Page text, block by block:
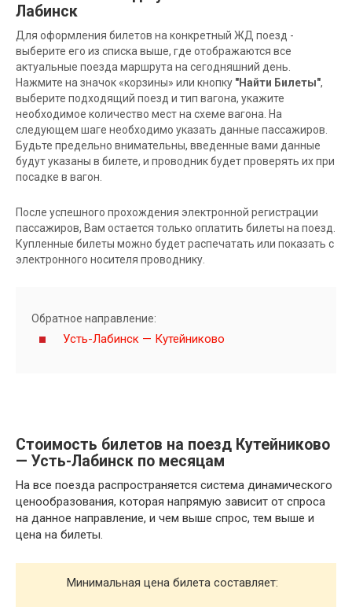
Лабинск
Для оформления билетов на конкретный ЖД поезд -
выберите его из списка выше, где отображаются все
актуальные поезда маршрута на сегодняшний день.
Нажмите на значок «корзины» или кнопку "Найти Билеты",
выберите подходящий поезд и тип вагона, укажите
необходимое количество мест на схеме вагона. На
следующем шаге необходимо указать данные пассажиров.
Будьте предельно внимательны, введенные вами данные
будут указаны в билете, и проводник будет проверять их при
посадке в вагон.
После успешного прохождения электронной регистрации
пассажиров, Вам остается только оплатить билеты на поезд.
Купленные билеты можно будет распечатать или показать с
электронного носителя проводнику.
Обратное направление:
Усть-Лабинск — Кутейниково
Стоимость билетов на поезд Кутейниково
— Усть-Лабинск по месяцам
На все поезда распространяется система динамического
ценообразования, которая напрямую зависит от спроса
на данное направление, и чем выше спрос, тем выше и
цена на билеты.
Минимальная цена билета составляет: